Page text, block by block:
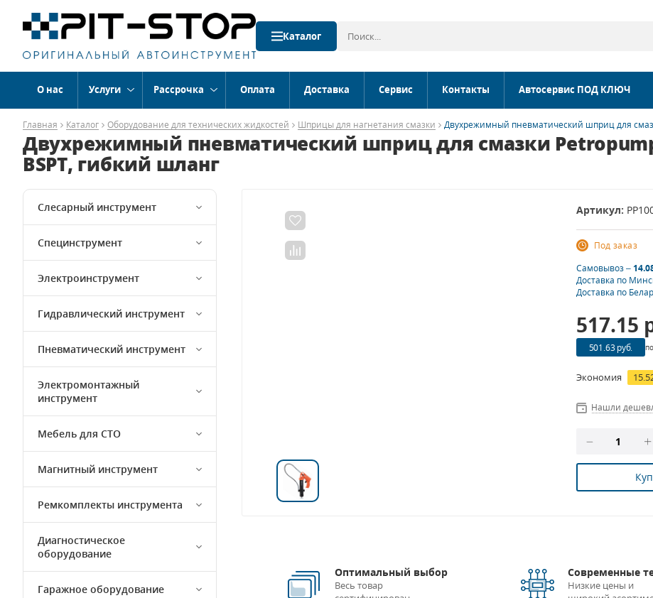
Каталог
О нас Услуги Рассрочка Оплата Доставка Сервис Контакты Автосервис ПОД КЛЮЧ
Главная Каталог Оборудование для технических жидкостей Шприцы для нагнетания смазки Двухрежимный пневматический шприц для
Двухрежимный пневматический шприц для смазки Petropump
BSPT, гибкий шланг
Слесарный инструмент
Специнструмент
Электроинструмент
Гидравлический инструмент
Пневматический инструмент
Электромонтажный
инструмент
Мебель для СТО
Магнитный инструмент
Ремкомплекты инструмента
Диагностическое
оборудование
Гаражное оборудование
Артикул:
Под заказ
Самовывоз –
Доставка по
Доставка по
517.15
501.63 руб.
Экономия
Нашли
Оптимальный выбор
Весь товар
Современные
Низкие цены и